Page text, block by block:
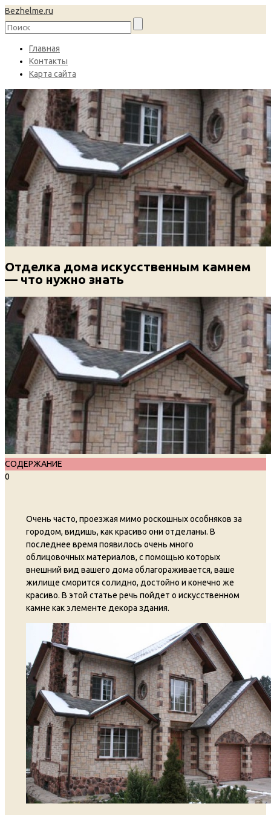
Bezhelme.ru
Главная
Контакты
Карта сайта
Отделка дома искусственным камнем
— что нужно знать
СОДЕРЖАНИЕ
0
Очень часто, проезжая мимо роскошных особняков за
городом, видишь, как красиво они отделаны. В
последнее время появилось очень много
облицовочных материалов, с помощью которых
внешний вид вашего дома облагораживается, ваше
жилище сморится солидно, достойно и конечно же
красиво. В этой статье речь пойдет о искусственном
камне как элементе декора здания.